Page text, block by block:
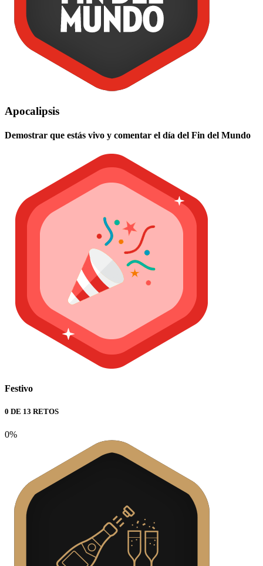
Apocalipsis
Demostrar que estás vivo y comentar el día del Fin del Mundo
Festivo
0 DE 13 RETOS
0%